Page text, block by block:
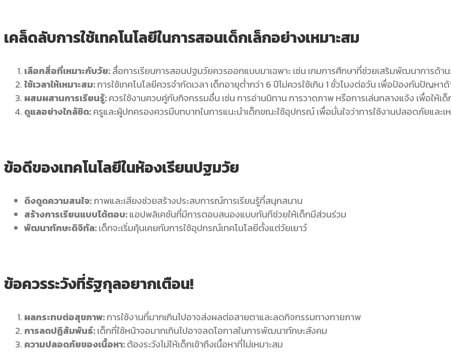
เคล็ดลับการใช้เทคโนโลยีในการสอนเด็กเล็กอย่างเหมาะสม
เลือกสื่อที่เหมาะกับวัย:สื่อการเรียนการสอนปฐมวัยควรออกแบบมาเฉพาะ เช่น เกมการศึกษาที่ช่วยเสริมพัฒนาการด้า
ใช้เวลาให้เหมาะสม:การใช้เทคโนโลยีควรจำกัดเวลา เด็กอายุต่ำกว่า 6 ปีไม่ควรใช้เกิน 1 ชั่วโมงต่อวัน เพื่อป้องกันปัญหา
ผสมผสานการเรียนรู้:ควรใช้งานควบคู่กับกิจกรรมอื่น เช่น การอ่านนิทาน การวาดภาพ หรือการเล่นกลางแจ้ง เพื่อให้
ดูแลอย่างใกล้ชิด:ครูและผู้ปกครองควรมีบทบาทในการแนะนำเด็กขณะใช้อุปกรณ์ เพื่อมั่นใจว่าการใช้งานปลอดภัยและเ
ข้อดีของเทคโนโลยีในห้องเรียนปฐมวัย
ดึงดูดความสนใจ:ภาพและเสียงช่วยสร้างประสบการณ์การเรียนรู้ที่สนุกสนาน
สร้างการเรียนแบบโต้ตอบ:แอปพลิเคชันที่มีการตอบสนองแบบทันทีช่วยให้เด็กมีส่วนร่วม
พัฒนาทักษะดิจิทัล:เด็กจะเริ่มคุ้นเคยกับการใช้อุปกรณ์เทคโนโลยีตั้งแต่วัยเยาว์
ข้อควรระวังที่รัฐกุลอยากเตือน!
ผลกระทบต่อสุขภาพ:การใช้งานที่มากเกินไปอาจส่งผลต่อสายตาและลดกิจกรรมทางกายภาพ
การลดปฏิสัมพันธ์:เด็กที่ใช้หน้าจอมากเกินไปอาจลดโอกาสในการพัฒนาทักษะสังคม
ความปลอดภัยของเนื้อหา:ต้องระวังไม่ให้เด็กเข้าถึงเนื้อหาที่ไม่เหมาะสม